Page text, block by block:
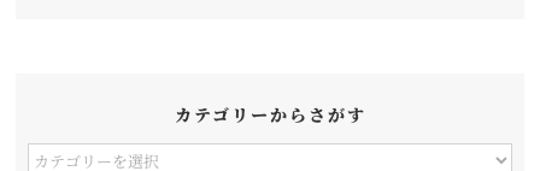
カテゴリーからさがす
カ